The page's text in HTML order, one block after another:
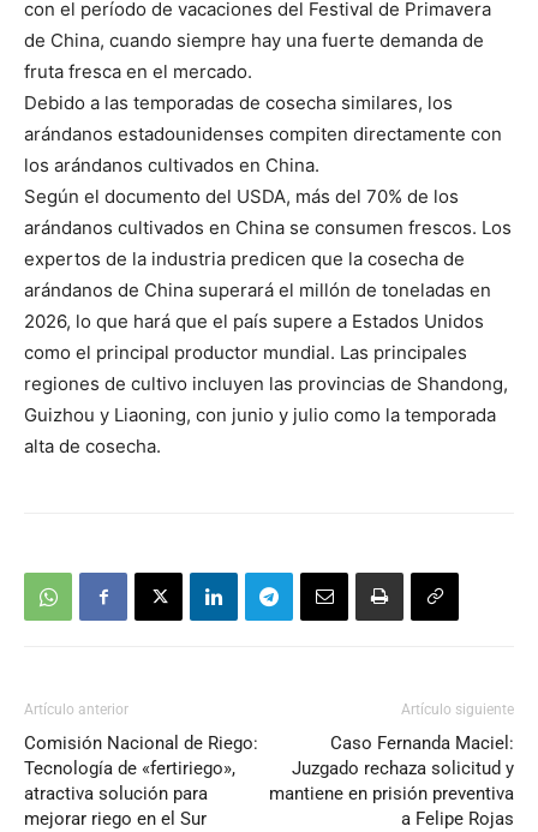
con el período de vacaciones del Festival de Primavera
de China, cuando siempre hay una fuerte demanda de
fruta fresca en el mercado.
Debido a las temporadas de cosecha similares, los
arándanos estadounidenses compiten directamente con
los arándanos cultivados en China.
Según el documento del USDA, más del 70% de los
arándanos cultivados en China se consumen frescos. Los
expertos de la industria predicen que la cosecha de
arándanos de China superará el millón de toneladas en
2026, lo que hará que el país supere a Estados Unidos
como el principal productor mundial. Las principales
regiones de cultivo incluyen las provincias de Shandong,
Guizhou y Liaoning, con junio y julio como la temporada
alta de cosecha.
Artículo anterior
Comisión Nacional de Riego:
Tecnología de «fertiriego»,
atractiva solución para
mejorar riego en el Sur
Artículo siguiente
Caso Fernanda Maciel:
Juzgado rechaza solicitud y
mantiene en prisión preventiva
a Felipe Rojas